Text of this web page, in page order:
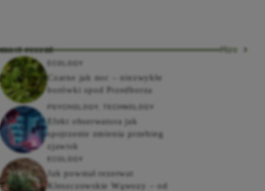
most recent More
Czarne jak noc – niezwykłe
borówki spod Przedborza
PSYCHOLOGY TECHNOLOGY
Efekt obserwatora jak
spojrzenie zmienia przebieg
zjawisk
ECOLOGY
Jak powstał rezerwat
Kleszczowskie Wąwozy – od